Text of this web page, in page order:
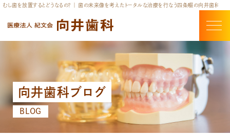
むし歯を放置するとどうなるの？ ｜ 歯の未来像を考えたトータルな治療を行なう四条畷の向井歯科
向井歯科ブログ
BLOG